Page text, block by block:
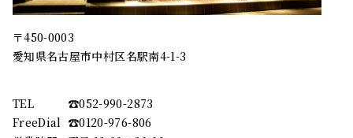
〒450-0003
愛知県名古屋市中村区名駅南4-1-3
TEL
☎︎052-990-2873
FreeDial ☎︎0120-976-806